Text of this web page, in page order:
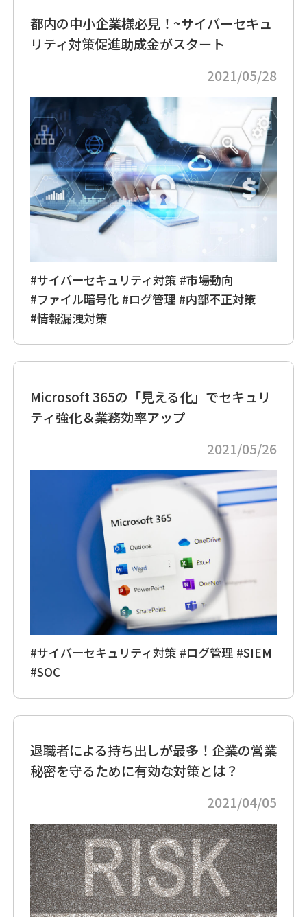
都内の中小企業様必見！~サイバーセキュ
リティ対策促進助成金がスタート
2021/05/28
#サイバーセキュリティ対策 #市場動向
#ファイル暗号化 #ログ管理 #内部不正対策
#情報漏洩対策
Microsoft 365の「見える化」でセキュリ
ティ強化＆業務効率アップ
2021/05/26
#サイバーセキュリティ対策 #ログ管理 #SIEM
#SOC
退職者による持ち出しが最多！企業の営業
秘密を守るために有効な対策とは？
2021/04/05